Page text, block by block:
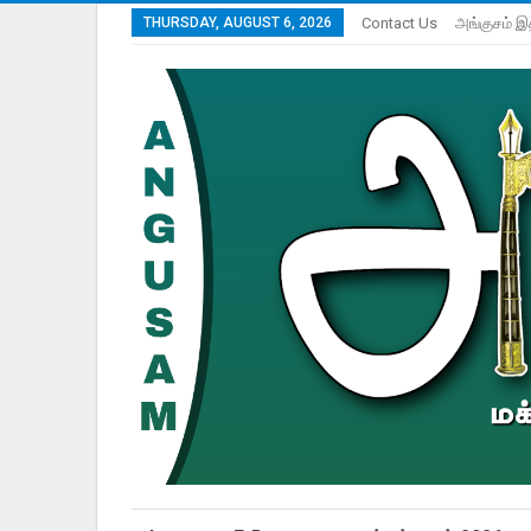
THURSDAY, AUGUST 6, 2026 Contact Us அங்குசம்